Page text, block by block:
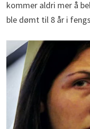
kommer aldri mer å
ble dømt til 8 år i